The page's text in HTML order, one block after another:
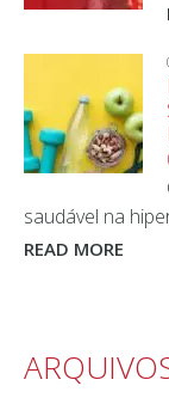
saudável na
READ MORE